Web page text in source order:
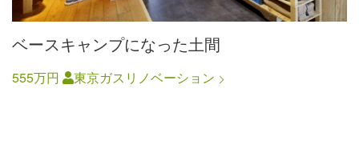
ベースキャンプになった土間
555万円 東京ガスリノベーション